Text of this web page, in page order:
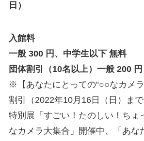
日）
入館料
一般 300 円、中学生以下 無料
団体割引（10名以上）一般 200 円
※【あなたにとっての“○○なカメ
割引（2022年10月16日（日）まで
特別展「すごい！たのしい！ちょ
なカメラ大集合」開催中、「あな